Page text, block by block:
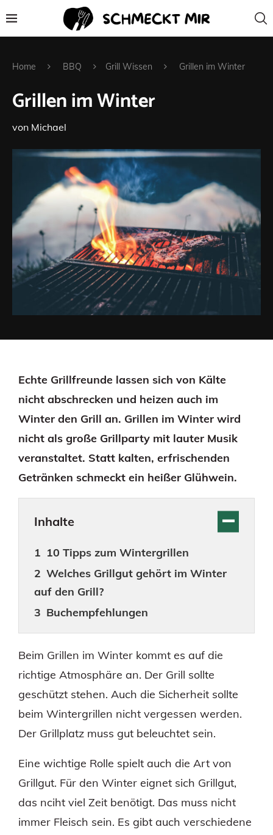
Home BBQ Grill Wissen Grillen im Winter
Grillen im Winter
von Michael
Echte Grillfreunde lassen sich von Kälte
nicht abschrecken und heizen auch im
Winter den Grill an. Grillen im Winter wird
nicht als große Grillparty mit lauter Musik
veranstaltet. Statt kalten, erfrischenden
Getränken schmeckt ein heißer Glühwein.
Inhalte
10 Tipps zum Wintergrillen
Welches Grillgut gehört im Winter
auf den Grill?
Buchempfehlungen
Beim Grillen im Winter kommt es auf die
richtige Atmosphäre an. Der Grill sollte
geschützt stehen. Auch die Sicherheit sollte
beim Wintergrillen nicht vergessen werden.
Der Grillplatz muss gut beleuchtet sein.
Eine wichtige Rolle spielt auch die Art von
Grillgut. Für den Winter eignet sich Grillgut,
das nciht viel Zeit benötigt. Das muss nicht
immer Fleisch sein. Es gibt auch verschiedene